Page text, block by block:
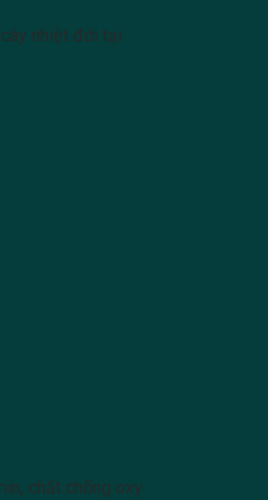
nhiệt đới tại
chất chống oxy